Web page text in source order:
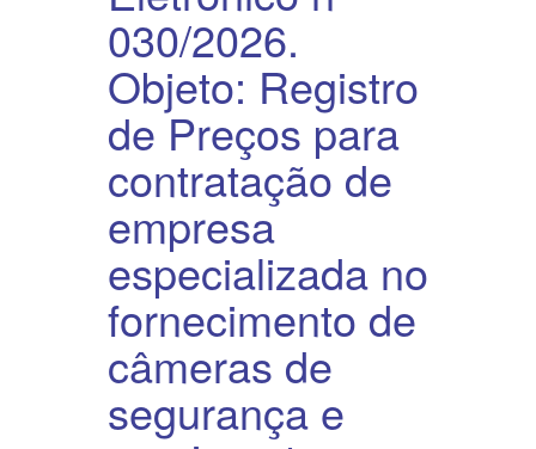
030/2026.
Objeto: Registro
de Preços para
contratação de
empresa
especializada no
fornecimento de
câmeras de
segurança e